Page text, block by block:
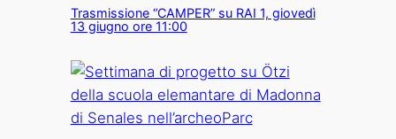
Trasmissione “CAMPER” su RAI 1, giovedì
13 giugno ore 11:00